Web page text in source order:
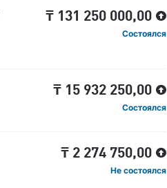
₸ 131 250 000,00
Состоялся
₸ 15 932 250,00
Состоялся
₸ 2 274 750,00
Не состоялся